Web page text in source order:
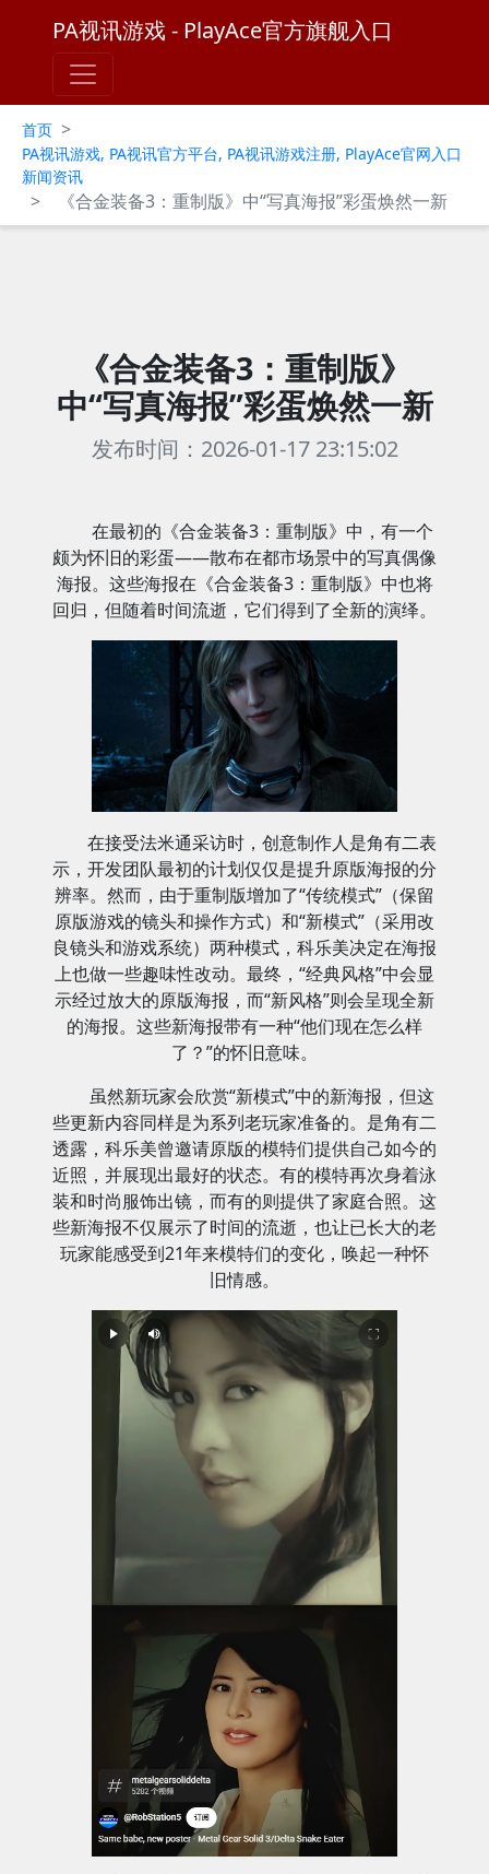
PA视讯游戏 - PlayAce官方旗舰入口
首页 >
PA视讯游戏, PA视讯官方平台, PA视讯游戏注册, PlayAce官网入口
新闻资讯
> 《合金装备3：重制版》中“写真海报”彩蛋焕然一新
《合金装备3：重制版》
中“写真海报”彩蛋焕然一新
发布时间：2026-01-17 23:15:02
在最初的《合金装备3：重制版》中，有一个
颇为怀旧的彩蛋——散布在都市场景中的写真偶像
海报。这些海报在《合金装备3：重制版》中也将
回归，但随着时间流逝，它们得到了全新的演绎。
在接受法米通采访时，创意制作人是角有二表
示，开发团队最初的计划仅仅是提升原版海报的分
辨率。然而，由于重制版增加了“传统模式”（保留
原版游戏的镜头和操作方式）和“新模式”（采用改
良镜头和游戏系统）两种模式，科乐美决定在海报
上也做一些趣味性改动。最终，“经典风格”中会显
示经过放大的原版海报，而“新风格”则会呈现全新
的海报。这些新海报带有一种“他们现在怎么样
了？”的怀旧意味。
虽然新玩家会欣赏“新模式”中的新海报，但这
些更新内容同样是为系列老玩家准备的。是角有二
透露，科乐美曾邀请原版的模特们提供自己如今的
近照，并展现出最好的状态。有的模特再次身着泳
装和时尚服饰出镜，而有的则提供了家庭合照。这
些新海报不仅展示了时间的流逝，也让已长大的老
玩家能感受到21年来模特们的变化，唤起一种怀
旧情感。